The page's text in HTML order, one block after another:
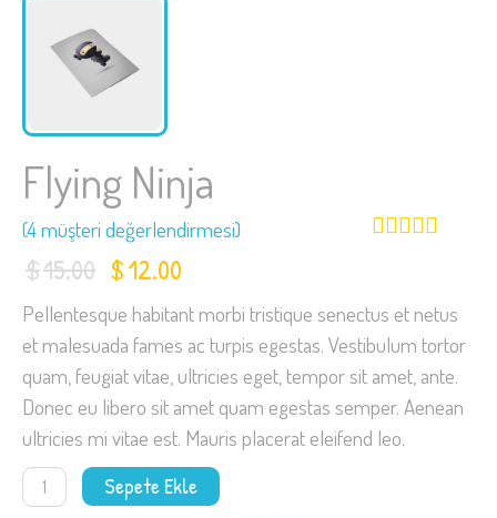
Flying Ninja
(4müşteri değerlendirmesi)
$15.00 Orijinal
fiyat:
$15.00.
$12.00
andaki
fiyat:
$12.00.
Pellentesque habitant morbi tristique senectus et netus
et malesuada fames ac turpis egestas. Vestibulum tortor
quam, feugiat vitae, ultricies eget, tempor sit amet, ante.
Donec eu libero sit amet quam egestas semper. Aenean
ultricies mi vitae est. Mauris placerat eleifend leo.
Flying
Ninja Sepete Ekle